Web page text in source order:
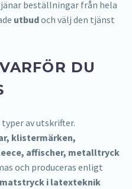
beställningar från hela
utbudoch välj den tjänst
DU
av utskrifter.
klistermärken,
affischer, metalltryck
och produceras enligt
i latexteknik